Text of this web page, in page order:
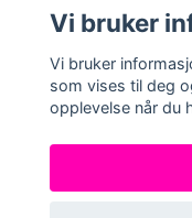
Sosiale medier
Vi bruker
Vi bruker
som vises til deg
opplevelse når du